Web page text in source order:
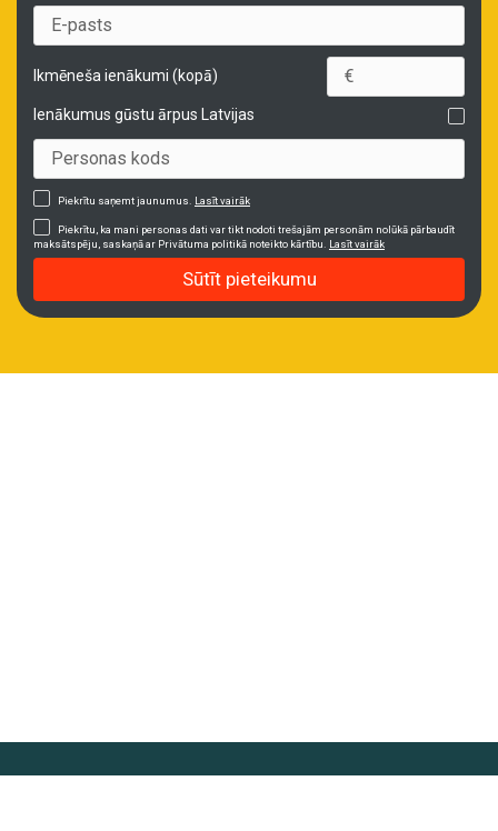
Ikmēneša ienākumi (kopā)
Ienākumus gūstu ārpus Latvijas
Piekrītu saņemt jaunumus. Lasīt vairāk
Piekrītu, ka mani personas dati var tikt nodoti trešajām personām nolūkā pārbaudīt
maksātspēju, saskaņā ar Privātuma politikā noteikto kārtību. Lasīt vairāk
Sūtīt pieteikumu